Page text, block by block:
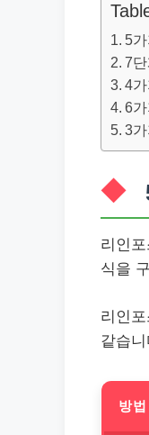
5
7
4
6
3
리인
식을
리인
같습
방법